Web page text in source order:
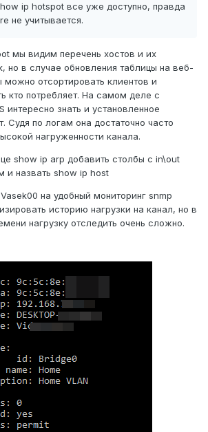
ip hotspot все уже доступно, правда
не учитывается.
мы видим перечень хостов и их
но в случае обновления таблицы на веб-
можно отсортировать клиентов и
кто потребляет. На самом деле с
интересно знать и установленное
Судя по логам она достаточно часто
нагруженности канала.
show ip arp добавить столбы с in\out
и назвать show ip host
на удобный мониторинг snmp
историю нагрузки на канал, но в
нагрузку отследить очень сложно.